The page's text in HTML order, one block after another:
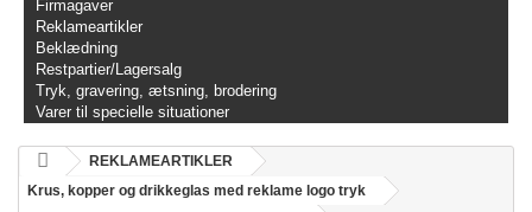
Firmagaver
Reklameartikler
Beklædning
Restpartier/Lagersalg
Tryk, gravering, ætsning, brodering
Varer til specielle situationer
REKLAMEARTIKLER
Krus, kopper og drikkeglas med reklame logo tryk